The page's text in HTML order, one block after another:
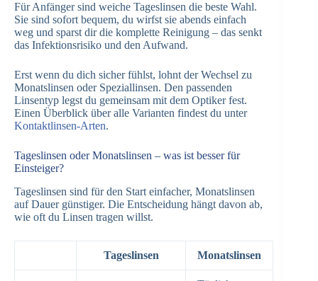
Für Anfänger sind weiche Tageslinsen die beste Wahl.
Sie sind sofort bequem, du wirfst sie abends einfach
weg und sparst dir die komplette Reinigung – das senkt
das Infektionsrisiko und den Aufwand.
Erst wenn du dich sicher fühlst, lohnt der Wechsel zu
Monatslinsen oder Speziallinsen. Den passenden
Linsentyp legst du gemeinsam mit dem Optiker fest.
Einen Überblick über alle Varianten findest du unter
Kontaktlinsen-Arten.
Tageslinsen oder Monatslinsen – was ist besser für
Einsteiger?
Tageslinsen sind für den Start einfacher, Monatslinsen
auf Dauer günstiger. Die Entscheidung hängt davon ab,
wie oft du Linsen tragen willst.
Tageslinsen Monatslinsen